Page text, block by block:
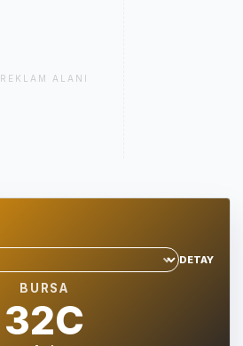
REKLAM ALANI
DETAY
BURSA
32C